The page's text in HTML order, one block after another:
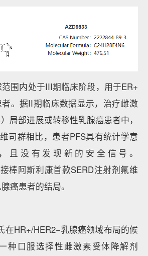
围内处于III期临床阶段，用于ER+
。据II期临床数据显示，治疗雌激
局部进展或转移性乳腺癌患者中，
司群相比，患者PFS具有统计学意
且没有发现新的安全信号。
棒阿斯利康首款SERD注射剂氟维
癌患者的结局。
在HR+/HER2−乳腺癌领域布局的候
种口服选择性雌激素受体降解剂